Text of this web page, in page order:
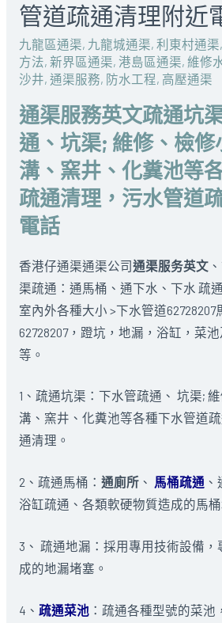
管道疏通清理附近
九龍區通渠, 九龍城通渠, 利東村通渠,
方法, 新界區通渠, 港島區通渠, 維修
沙井, 通渠服務, 防水工程, 高壓通渠
通渠服務英文疏通坑
通、坑渠; 維修、檢修
溝、窯井、化糞池等
疏通清理，污水管道
電話
香港仔通渠通渠公司通渠服务英文
渠疏通：通馬桶、通下水、下水 疏
室內外各種大小 >下水管道
62728207，蹬坑，地漏，浴缸，菜
等。
1、疏通坑渠：下水管疏通、 坑渠;
溝、窯井、化糞池等各種下水管道
通清理。
2、疏通馬桶： 通廁所、 馬桶疏通 、
浴缸疏通、各類軟硬物質造成的馬
3、 疏通地漏：採用專用技術設備
成的地漏堵塞。
4、 疏通菜池：疏通各種型號的菜池